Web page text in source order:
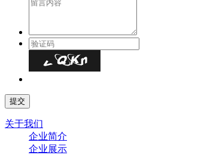
关于我们
企业简介
企业展示